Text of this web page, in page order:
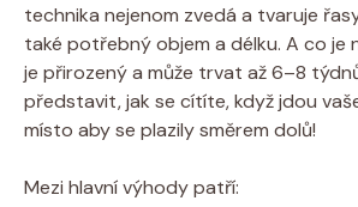
technika nejenom zvedá a tvaruje
také potřebný objem a délku. A co je
je přirozený a může trvat až 6–8
představit, jak se cítíte, když jdou
místo aby se plazily směrem dolů!
Mezi hlavní výhody patří: